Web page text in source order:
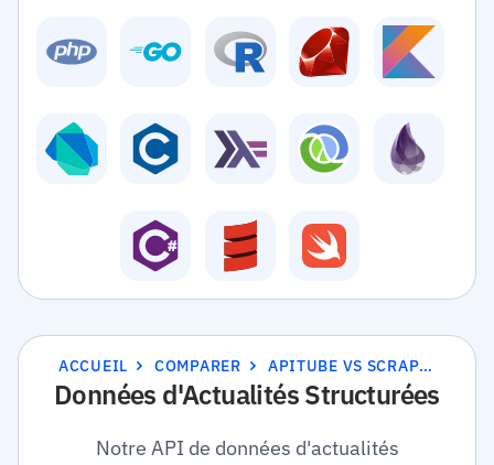
ACCUEIL COMPARER APITUBE VS SCRAPINGBEE
Données d'Actualités Structurées
Notre API de données d'actualités